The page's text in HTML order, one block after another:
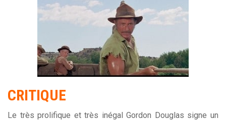
CRITIQUE
Le très prolifique et très inégal Gordon Douglas signe un